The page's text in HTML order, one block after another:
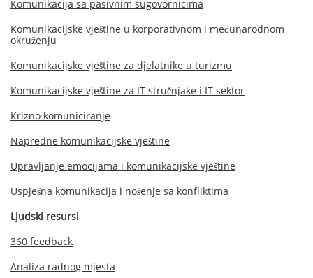
Komunikacija sa pasivnim sugovornicima
Komunikacijske vještine u korporativnom i međunarodnom
okruženju
Komunikacijske vještine za djelatnike u turizmu
Komunikacijske vještine za IT stručnjake i IT sektor
Krizno komuniciranje
Napredne komunikacijske vještine
Upravljanje emocijama i komunikacijske vještine
Uspješna komunikacija i nošenje sa konfliktima
Ljudski resursi
360 feedback
Analiza radnog mjesta